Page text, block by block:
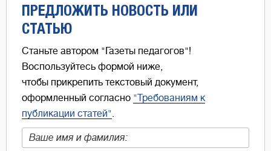
ПРЕДЛОЖИТЬ НОВОСТЬ ИЛИ
СТАТЬЮ
Станьте автором "Газеты педагогов"!
Воспользуйтесь формой ниже,
чтобы прикрепить текстовый документ,
оформленный согласно "Требованиям к
публикации статей".